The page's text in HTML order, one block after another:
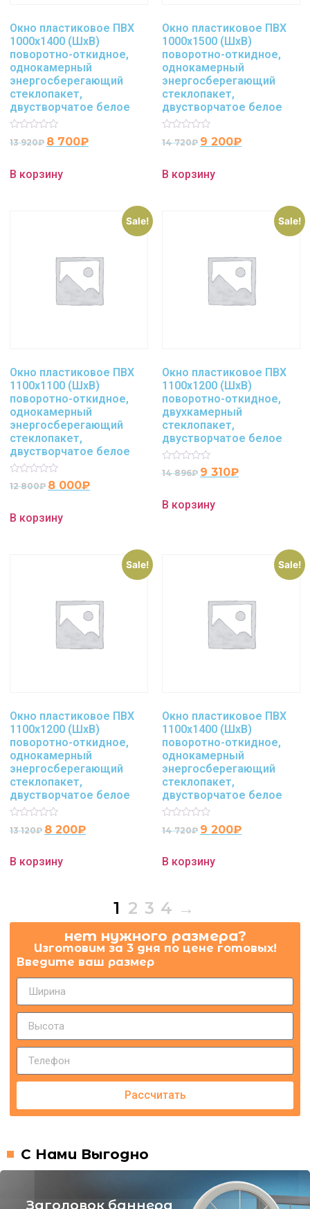
Окно пластиковое ПВХ
1000х1400 (ШхВ)
поворотно-откидное,
однокамерный
энергосберегающий
стеклопакет,
двустворчатое белое
Rated
0
5
13 920₽ 8 700₽
В корзину
Окно пластиковое ПВХ
1000х1500 (ШхВ)
поворотно-откидное,
однокамерный
энергосберегающий
стеклопакет,
двустворчатое белое
Rated
0
5
14 720₽ 9 200₽
В корзину
Sale!
Окно пластиковое ПВХ
1100х1100 (ШхВ)
поворотно-откидное,
однокамерный
энергосберегающий
стеклопакет,
двустворчатое белое
Rated
0
5
12 800₽ 8 000₽
В корзину
Sale!
Окно пластиковое ПВХ
1100х1200 (ШхВ)
поворотно-откидное,
двухкамерный
стеклопакет,
двустворчатое белое
Rated
0
5
14 896₽ 9 310₽
В корзину
Sale!
Окно пластиковое ПВХ
1100х1200 (ШхВ)
поворотно-откидное,
однокамерный
энергосберегающий
стеклопакет,
двустворчатое белое
Rated
0
5
13 120₽ 8 200₽
В корзину
Sale!
Окно пластиковое ПВХ
1100х1400 (ШхВ)
поворотно-откидное,
однокамерный
энергосберегающий
стеклопакет,
двустворчатое белое
Rated
0
5
14 720₽ 9 200₽
В корзину
1 2 3 4 →
нет нужного размера?
Изготовим за 3 дня по цене готовых!
Введите ваш размер
Рассчитать
С Нами Выгодно